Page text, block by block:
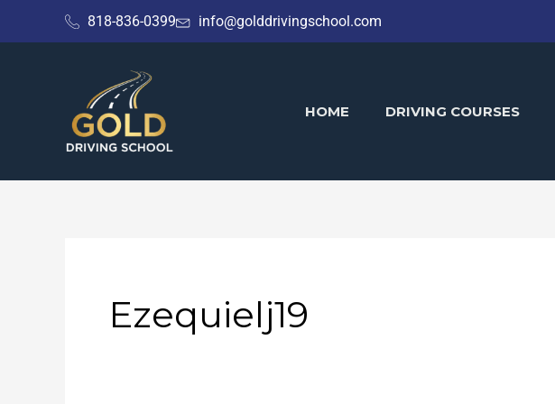
to
818-836-0399 info@golddrivingschool.com
HOME DRIVING COURSES
Ezequielj19